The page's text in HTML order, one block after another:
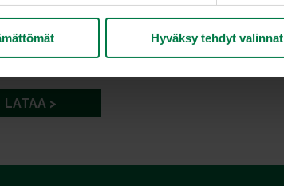
Hyväksy tehdyt valinnat
LATAA